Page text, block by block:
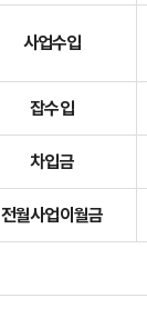
사업수입
잡수입
차입금
전월사업이월금